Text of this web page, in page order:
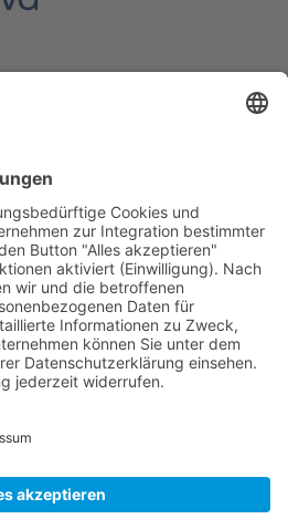
Betriebskrankenkasse und xundlachen
Heidelberg fördert
und Pflegeeinrichtungen